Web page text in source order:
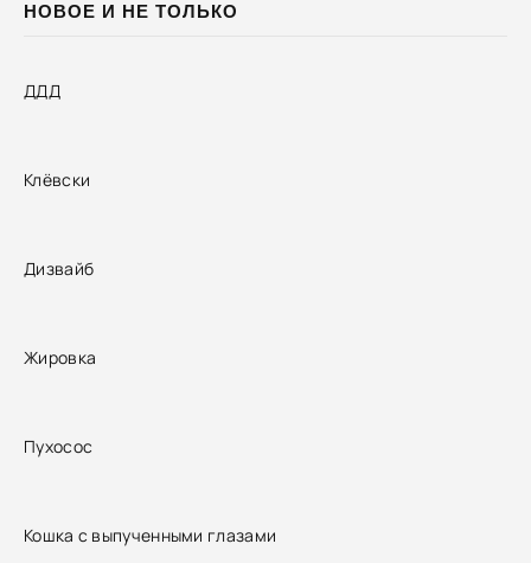
НОВОЕ И НЕ ТОЛЬКО
ДДД
Клёвски
Дизвайб
Жировка
Пухосос
Кошка с выпученными глазами